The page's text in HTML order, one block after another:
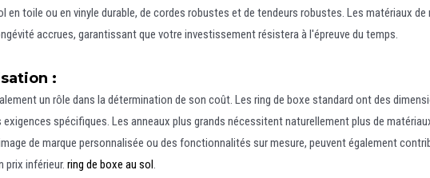
en toile ou en vinyle durable, de cordes robustes et de tendeurs robustes. Les matériaux
accrues, garantissant que votre investissement résistera à l'épreuve du temps.
:
un rôle dans la détermination de son coût. Les ring de boxe standard ont des
spécifiques. Les anneaux plus grands nécessitent naturellement plus de
de marque personnalisée ou des fonctionnalités sur mesure, peuvent également
prix inférieur. ring de boxe au sol